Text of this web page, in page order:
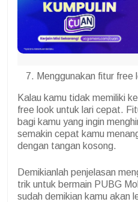
Menggunakan fitur free
Kalau kamu tidak memiliki
free look untuk lari cepat.
bagi kamu yang ingin
semakin cepat kamu
dengan tangan kosong.
Demikianlah penjelasan
trik untuk bermain PUBG
sudah demikian kamu akan